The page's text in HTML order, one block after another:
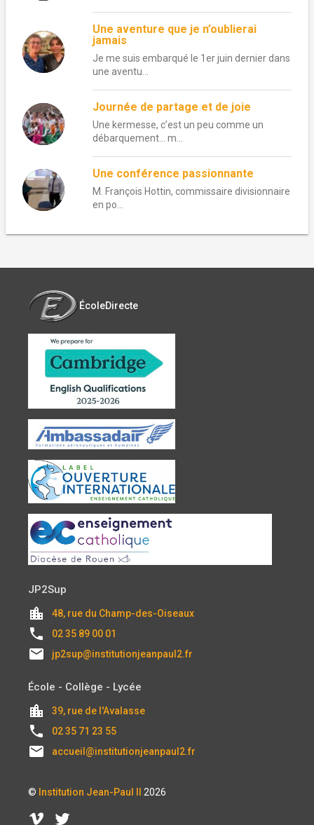
Une aventure que je n’oublierai
jamais
Je me suis embarqué le 1er juin dernier dans
une aventu...
Journée de partage et de joie
Une kermesse, c’est un peu comme un
débarquement… m...
Une conférence passionnante
M. François Hottin, commissaire divisionnaire
en po...
ÉcoleDirecte
JP2Sup
location_city 48, rue du Champ-des-Oiseaux
local_phone 02 35 89 00 01
email jp2sup@institutionjeanpaul2.fr
École - Collège - Lycée
location_city 39, rue de l'Avalasse
local_phone 02 35 71 23 55
email accueil@institutionjeanpaul2.fr
© Institution Jean-Paul II 2026